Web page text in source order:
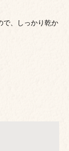
で、しっかり乾か